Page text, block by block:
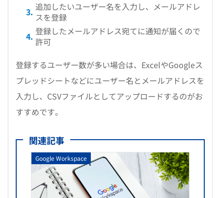
追加したいユーザー名を入力し、メールアドレ
スを登録
登録したメールアドレス宛てに通知が届くので
許可
登録するユーザー数が多い場合は、ExcelやGoogleス
プレッドシートなどにユーザー名とメールアドレスを
入力し、CSVファイルとしてアップロードするのがお
すすめです。
関連記事
Google Workspace